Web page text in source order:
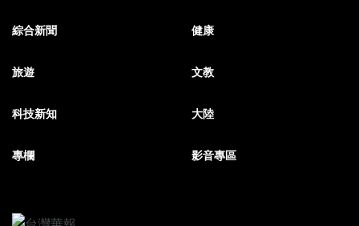
綜合新聞 健康
旅遊 文教
科技新知 大陸
專欄 影音專區